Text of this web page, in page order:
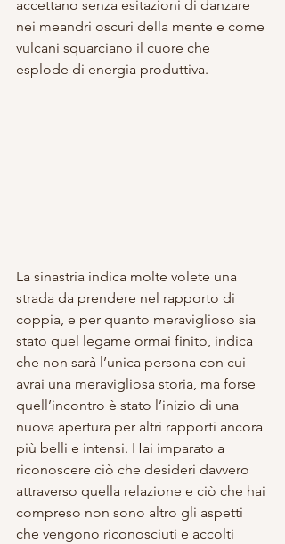
accettano senza esitazioni di danzare
nei meandri oscuri della mente e come
vulcani squarciano il cuore che
esplode di energia produttiva.
La sinastria indica molte volete una
strada da prendere nel rapporto di
coppia, e per quanto meraviglioso sia
stato quel legame ormai finito, indica
che non sarà l’unica persona con cui
avrai una meravigliosa storia, ma forse
quell’incontro è stato l’inizio di una
nuova apertura per altri rapporti ancora
più belli e intensi. Hai imparato a
riconoscere ciò che desideri davvero
attraverso quella relazione e ciò che hai
compreso non sono altro gli aspetti
che vengono riconosciuti e accolti